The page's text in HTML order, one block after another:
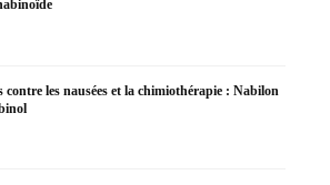
contre les nausées et la chimiothérapie : Nabilon